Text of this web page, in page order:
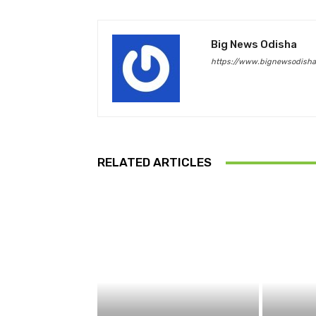
Big News Odisha
https://
RELATED ARTICLES